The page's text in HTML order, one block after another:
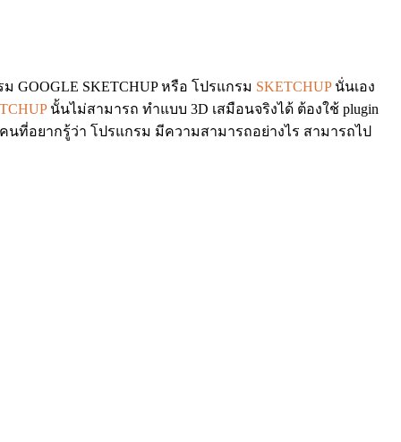
SKETCHUP หรือ โปรแกรม SKETCHUPนั่นเอง
นั้นไม่สามารถ ทำแบบ 3D เสมือนจริงได้ ต้องใช้ plugin
นที่อยากรู้ว่า โปรแกรม มีความสามารถอย่างไร สามารถไป